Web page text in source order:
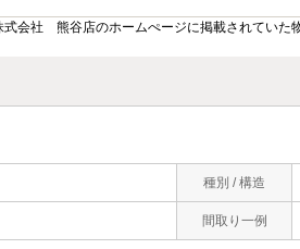
会社 熊谷店のホームぺージに掲載されていた
種別 / 構造
間取り一例